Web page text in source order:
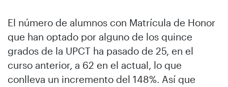
El número de alumnos con Matrícula de Honor
que han optado por alguno de los quince
grados de la UPCT ha pasado de 25, en el
curso anterior, a 62 en el actual, lo que
conlleva un incremento del 148%. Así que